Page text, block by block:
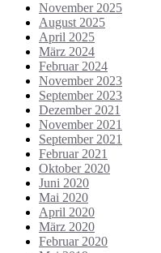
November 2025
August 2025
April 2025
März 2024
Februar 2024
November 2023
September 2023
Dezember 2021
November 2021
September 2021
Februar 2021
Oktober 2020
Juni 2020
Mai 2020
April 2020
März 2020
Februar 2020